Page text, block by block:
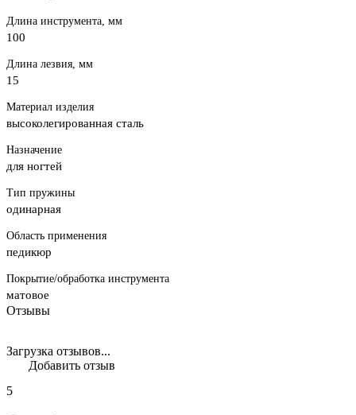
Длина инструмента, мм
100
Длина лезвия, мм
15
Материал изделия
высоколегированная сталь
Назначение
для ногтей
Тип пружины
одинарная
Область применения
педикюр
Покрытие/обработка инструмента
матовое
Отзывы
Загрузка отзывов...
5
Добавить отзыв